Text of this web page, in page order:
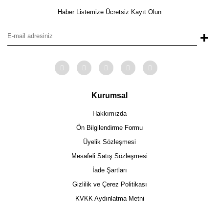
Haber Listemize Ücretsiz Kayıt Olun
+
Kurumsal
Hakkımızda
Ön Bilgilendirme Formu
Üyelik Sözleşmesi
Mesafeli Satış Sözleşmesi
İade Şartları
Gizlilik ve Çerez Politikası
KVKK Aydınlatma Metni